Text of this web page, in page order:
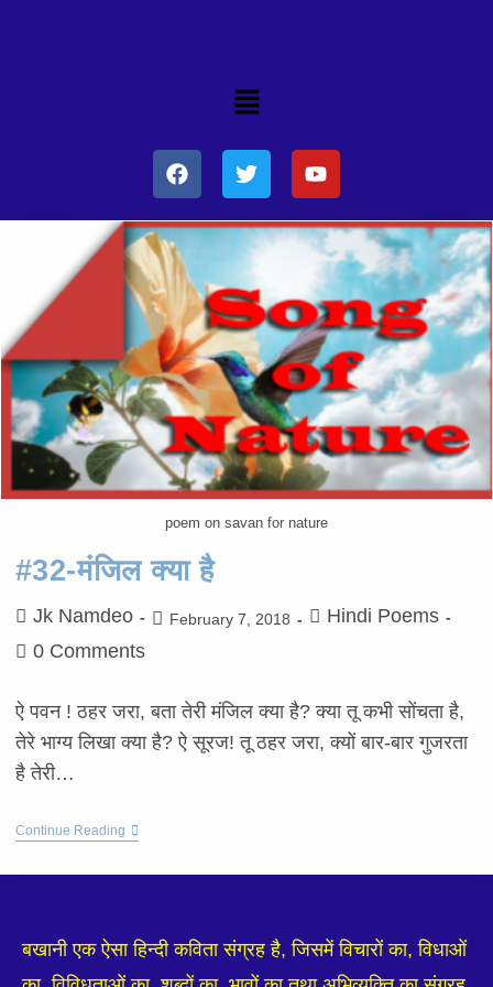
poem on savan for nature
#32-मंजिल क्या है
Jk Namdeo February 7, 2018
Hindi Poems
0 Comments
ऐ पवन ! ठहर जरा, बता तेरी मंजिल क्या है? क्या तू कभी सोंचता है,
तेरे भाग्य लिखा क्या है? ऐ सूरज! तू ठहर जरा, क्यों बार-बार गुजरता
है तेरी…
Continue Reading
बखानी एक ऐसा हिन्दी कविता संग्रह है, जिसमें विचारों का, विधाओं